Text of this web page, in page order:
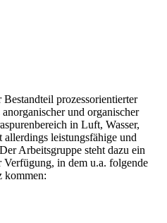
prozessorientierter
und organischer
in Luft, Wasser,
leistungsfähige und
Arbeitsgruppe steht dazu ein
Verfügung, in dem u.a. folgende
kommen: